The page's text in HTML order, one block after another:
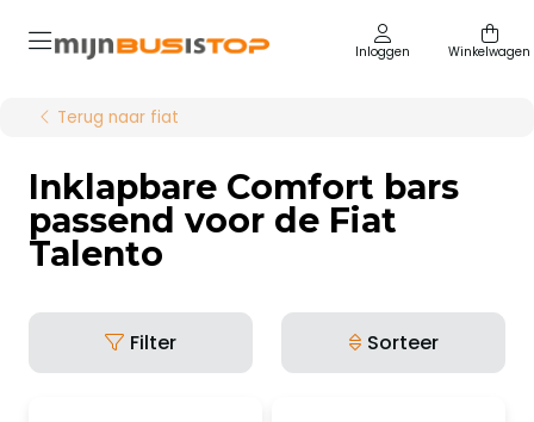
Inloggen Winkelwagen
Terug naar fiat
Inklapbare Comfort bars
passend voor de Fiat
Talento
Filter Sorteer